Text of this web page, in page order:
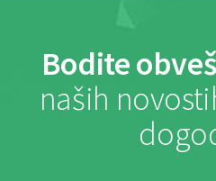
Bodite
naših